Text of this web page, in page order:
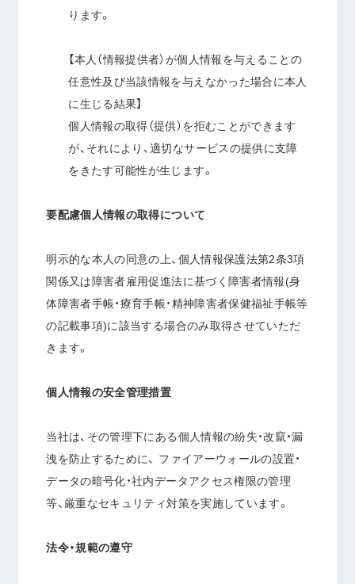
ります。
【本人（情報提供者）が個人情報を与えることの
任意性及び当該情報を与えなかった場合に本人
に生じる結果】
個人情報の取得（提供）を拒むことができます
が、それにより、適切なサービスの提供に支障
をきたす可能性が生じます。
要配慮個人情報の取得について
明示的な本人の同意の上、個人情報保護法第2条3項
関係又は障害者雇用促進法に基づく障害者情報(身
体障害者手帳・療育手帳・精神障害者保健福祉手帳等
の記載事項)に該当する場合のみ取得させていただ
きます。
個人情報の安全管理措置
当社は、その管理下にある個人情報の紛失・改竄・漏
洩を防止するために、 ファイアーウォールの設置・
データの暗号化・社内データアクセス権限の管理
等、厳重なセキュリティ対策を実施しています。
法令・規範の遵守